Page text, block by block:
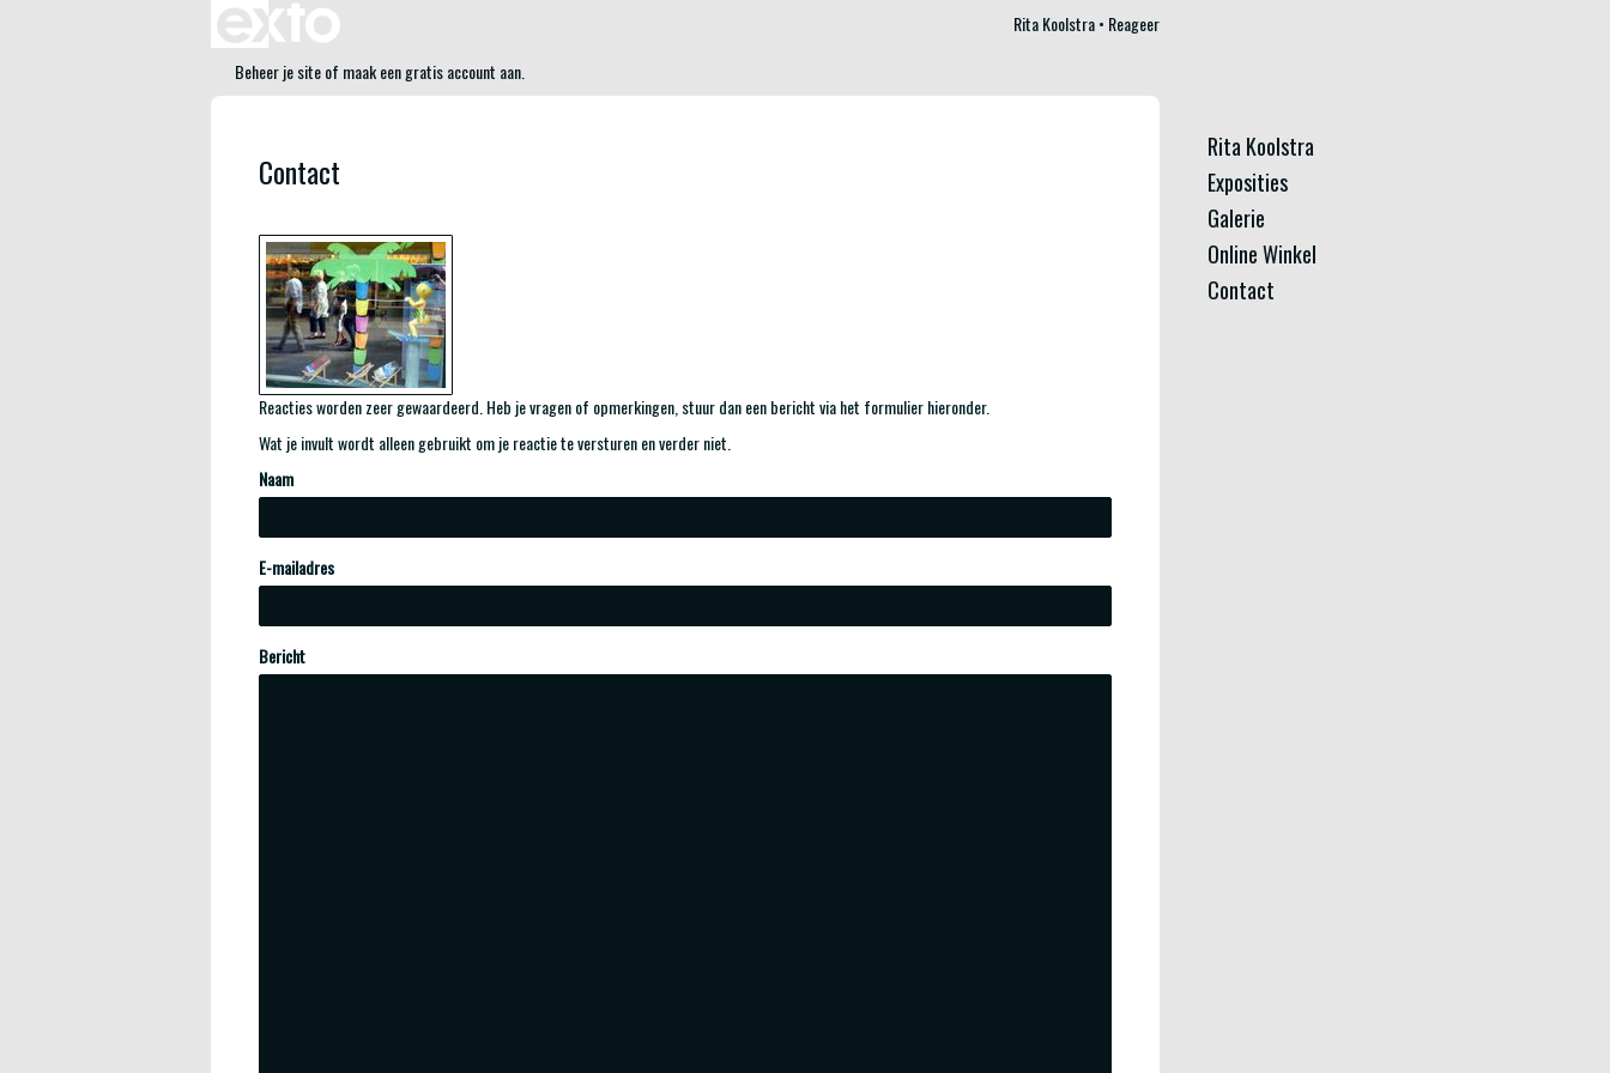
Rita Koolstra Reageer
Beheer je siteof maak een gratis account aan
Contact
Reacties worden zeer gewaardeerd. Heb je vragen of opmerkingen, stuur dan een bericht via het formulier hieronder.
Wat je invult wordt alleen gebruikt om je reactie te versturen en verder niet.
Naam
E-mailadres
Bericht
Rita Koolstra
Exposities
Galerie
Online Winkel
Contact